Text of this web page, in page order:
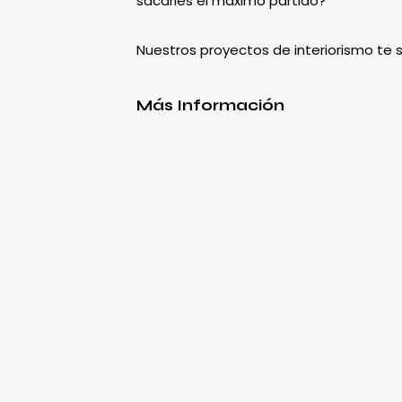
Nuestros proyectos de interiorismo te
Más Información